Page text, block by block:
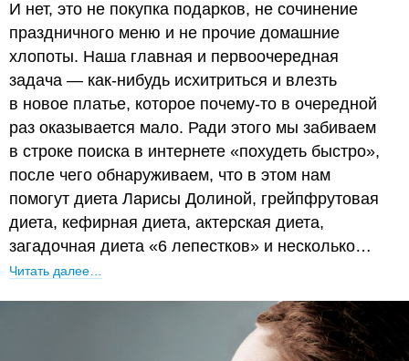
И нет, это не покупка подарков, не сочинение
праздничного меню и не прочие домашние
хлопоты. Наша главная и первоочередная
задача — как-нибудь исхитриться и влезть
в новое платье, которое почему-то в очередной
раз оказывается мало. Ради этого мы забиваем
в строке поиска в интернете «похудеть быстро»,
после чего обнаруживаем, что в этом нам
помогут диета Ларисы Долиной, грейпфрутовая
диета, кефирная диета, актерская диета,
загадочная диета «6 лепестков» и несколько…
Читать далее…